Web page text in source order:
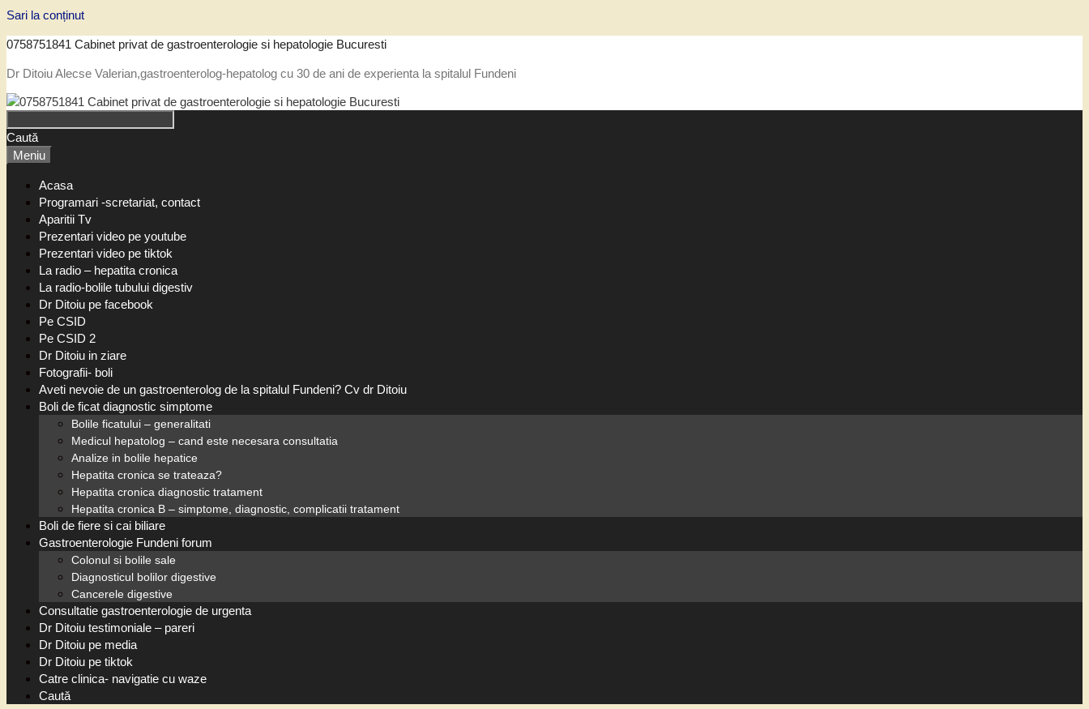
Sari la conținut
0758751841 Cabinet privat de gastroenterologie si hepatologie Bucuresti
Dr Ditoiu Alecse Valerian,gastroenterolog-hepatolog cu 30 de ani de experienta la spitalul Fundeni
Caută
Meniu
Acasa
Programari -scretariat, contact
Aparitii Tv
Prezentari video pe youtube
Prezentari video pe tiktok
La radio – hepatita cronica
La radio-bolile tubului digestiv
Dr Ditoiu pe facebook
Pe CSID
Pe CSID 2
Dr Ditoiu in ziare
Fotografii- boli
Aveti nevoie de un gastroenterolog de la spitalul Fundeni? Cv dr Ditoiu
Boli de ficat diagnostic simptome
Bolile ficatului – generalitati
Medicul hepatolog – cand este necesara consultatia
Analize in bolile hepatice
Hepatita cronica se trateaza?
Hepatita cronica diagnostic tratament
Hepatita cronica B – simptome, diagnostic, complicatii tratament
Boli de fiere si cai biliare
Gastroenterologie Fundeni forum
Colonul si bolile sale
Diagnosticul bolilor digestive
Cancerele digestive
Consultatie gastroenterologie de urgenta
Dr Ditoiu testimoniale – pareri
Dr Ditoiu pe media
Dr Ditoiu pe tiktok
Catre clinica- navigatie cu waze
Caută